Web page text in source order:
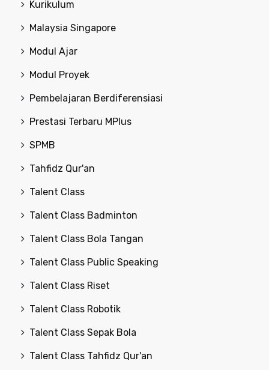
Kurikulum
Malaysia Singapore
Modul Ajar
Modul Proyek
Pembelajaran Berdiferensiasi
Prestasi Terbaru MPlus
SPMB
Tahfidz Qur'an
Talent Class
Talent Class Badminton
Talent Class Bola Tangan
Talent Class Public Speaking
Talent Class Riset
Talent Class Robotik
Talent Class Sepak Bola
Talent Class Tahfidz Qur'an